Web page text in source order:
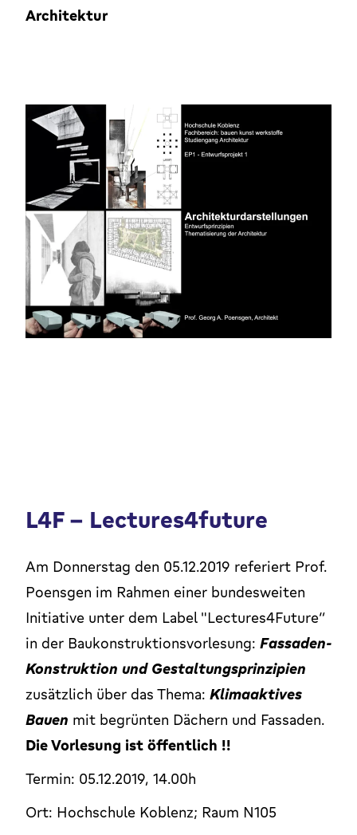
Architektur
L4F - Lectures4future
Am Donnerstag den 05.12.2019 referiert Prof.
Poensgen im Rahmen einer bundesweiten
Initiative unter dem Label "Lectures4Future“
in der Baukonstruktionsvorlesung: Fassaden-
Konstruktion und Gestaltungsprinzipien
zusätzlich über das Thema: Klimaaktives
Bauen mit begrünten Dächern und Fassaden.
Die Vorlesung ist öffentlich !!
Termin: 05.12.2019, 14.00h
Ort: Hochschule Koblenz; Raum N105